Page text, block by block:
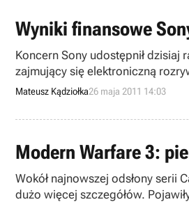
Wyniki finansowe
Koncern Sony udostępnił
zajmujący się elektroniczną
Mateusz Kądziołka26 maja 2011 14:03
Modern Warfare 3:
Wokół najnowszej odsłony serii
dużo więcej szczegółów.